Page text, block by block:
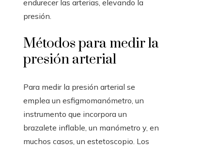
endurecer las arterias, elevando la
presión.
Métodos para medir la
presión arterial
Para medir la presión arterial se
emplea un esfigmomanómetro, un
instrumento que incorpora un
brazalete inflable, un manómetro y, en
muchos casos, un estetoscopio. Los